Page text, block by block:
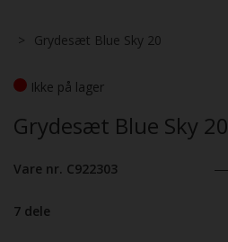
Grydesæt Blue Sky 20
Ikke på lager
Grydesæt Blue Sky 20
Vare nr. C922303
7 dele